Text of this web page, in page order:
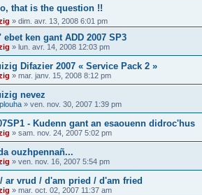
that is the question !!
» dim. avr. 13, 2008 6:01 pm
ken gant ADD 2007 SP3
» lun. avr. 14, 2008 12:03 pm
Difazier 2007 « Service Pack 2 »
» mar. janv. 15, 2008 8:12 pm
nevez
» ven. nov. 30, 2007 1:39 pm
- Kudenn gant an esaouenn didroc'hus
» sam. nov. 24, 2007 5:02 pm
ouzhpennañ...
» ven. nov. 16, 2007 5:54 pm
ar vrud / d'am pried / d'am fried
» mar. oct. 02, 2007 11:37 am